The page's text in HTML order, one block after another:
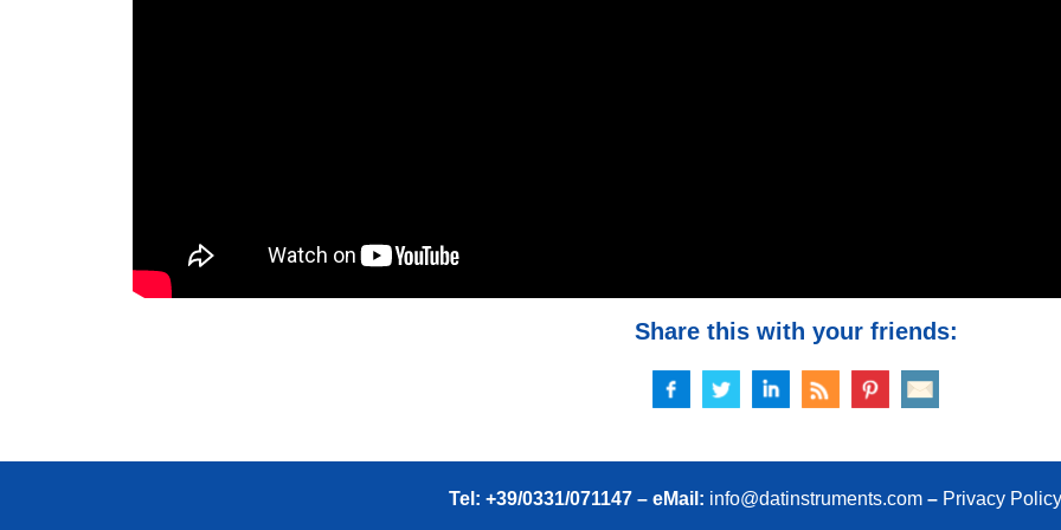
Share this with your friends:
Tel: +39/0331/071147 – eMail: info@datinstruments.com – Privacy